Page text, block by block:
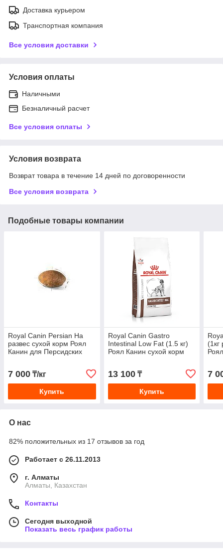
Доставка курьером
Транспортная компания
Все условия доставки
Условия оплаты
Наличными
Безналичный расчет
Все условия оплаты
Условия возврата
Возврат товара в течение 14 дней по договоренности
Все условия возврата
Подобные товары компании
Royal Canin Persian На
развес сухой корм Роял
Канин для Персидских
7 000 ₸/кг
Купить
Royal Canin Gastro
Intestinal Low Fat (1.5 кг)
Роял Канин сухой корм
13 100₸
Купить
7
О нас
82% положительных из 17 отзывов за год
Работает с 26.11.2013
г. Алматы
Алматы, Казахстан
Контакты
Сегодня выходной
Показать весь график работы